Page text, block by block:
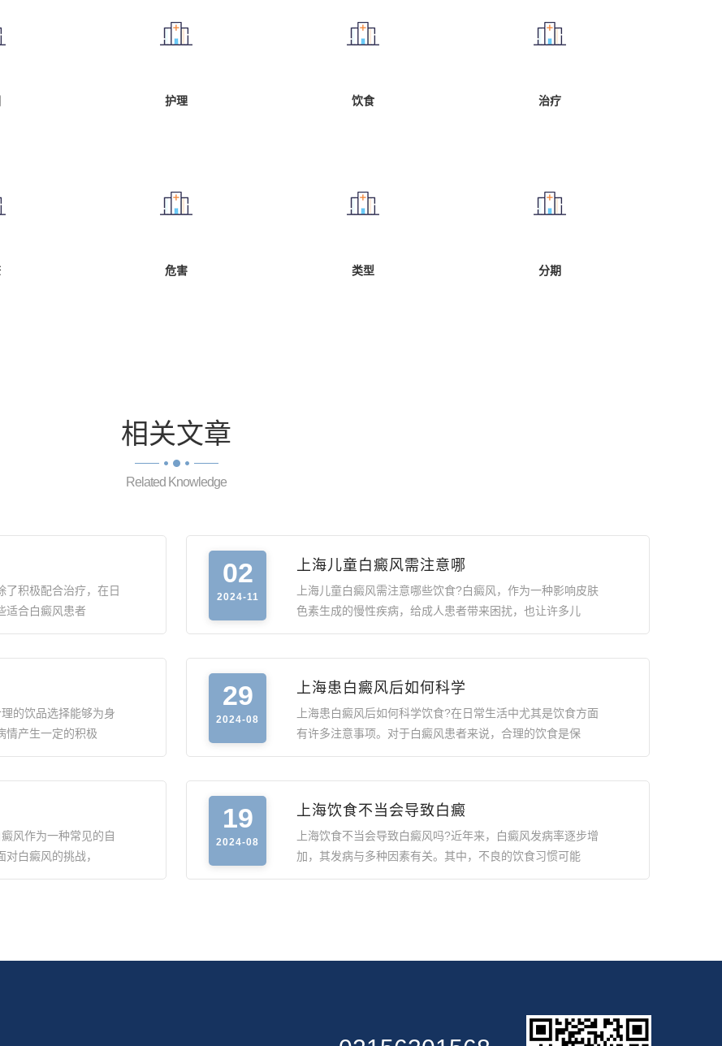
护理 饮食 治疗
危害 类型 分期
相关文章
Related Knowledge
了积极配合治疗，在日
适合白癜风患者
02
2024-11
上海儿童白癜风需注意哪
上海儿童白癜风需注意哪些饮食?白癜风，作为一种影响皮肤
色素生成的慢性疾病，给成人患者带来困扰，也让许多儿
的饮品选择能够为身
情产生一定的积极
29
2024-08
上海患白癜风后如何科学
上海患白癜风后如何科学饮食?在日常生活中尤其是饮食方面
有许多注意事项。对于白癜风患者来说，合理的饮食是保
风作为一种常见的自
白癜风的挑战，
19
2024-08
上海饮食不当会导致白癜
上海饮食不当会导致白癜风吗?近年来，白癜风发病率逐步增
加，其发病与多种因素有关。其中，不良的饮食习惯可能